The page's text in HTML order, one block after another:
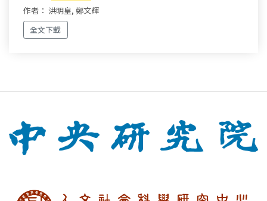
作者： 洪明皇, 鄭文輝
全文下載